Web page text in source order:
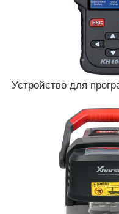
Наша фабрика
контроль качества
Устройство для